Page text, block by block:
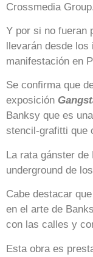
Crossmedia Group.
Y por si no fueran
llevarán desde
manifestación en
Se confirma que
exposición
Banksy que es
stencil-grafitti que
La rata gánster
underground de
Cabe destacar
en el arte de
con las calles y
Esta obra es